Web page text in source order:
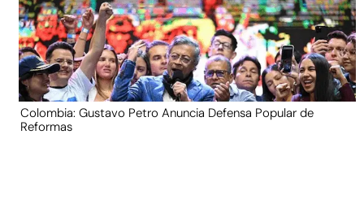
Colombia: Gustavo Petro Anuncia Defensa Popular de
Reformas